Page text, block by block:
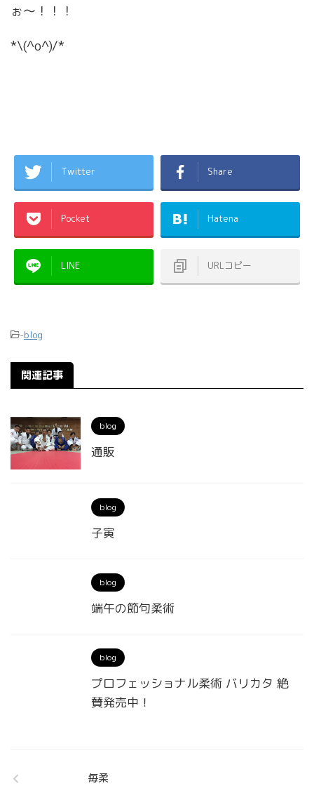
ぉ〜！！！
*\(^o^)/*
Twitter Share
Pocket Hatena
LINE URLコピー
-blog
関連記事
blog
通販
blog
子寅
blog
端午の節句柔術
blog
プロフェッショナル柔術 バリカタ 絶
賛発売中！
毎柔